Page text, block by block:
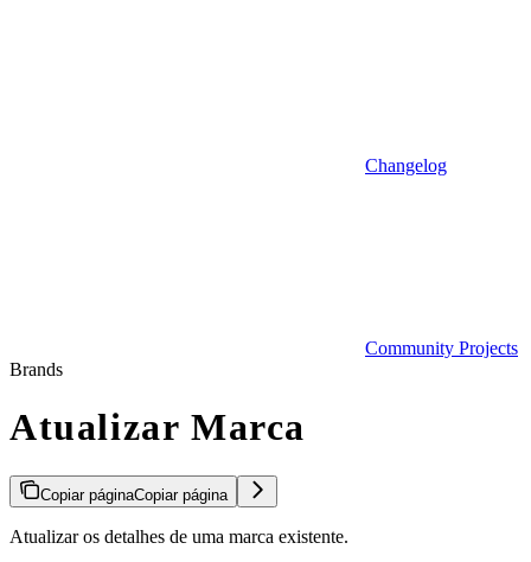
Changelog
Community Projects
Brands
Atualizar Marca
Copiar páginaCopiar página
Atualizar os detalhes de uma marca existente.